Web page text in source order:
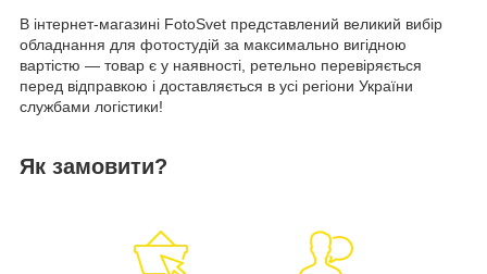
В інтернет-магазині FotoSvet представлений великий вибір
обладнання для фотостудій за максимально вигідною
вартістю — товар є у наявності, ретельно перевіряється
перед відправкою і доставляється в усі регіони України
службами логістики!
Як замовити?